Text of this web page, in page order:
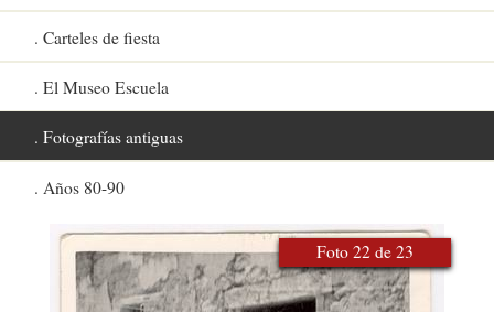
Carteles de fiesta
El Museo Escuela
Fotografías antiguas
Años 80-90
Foto 22 de 23